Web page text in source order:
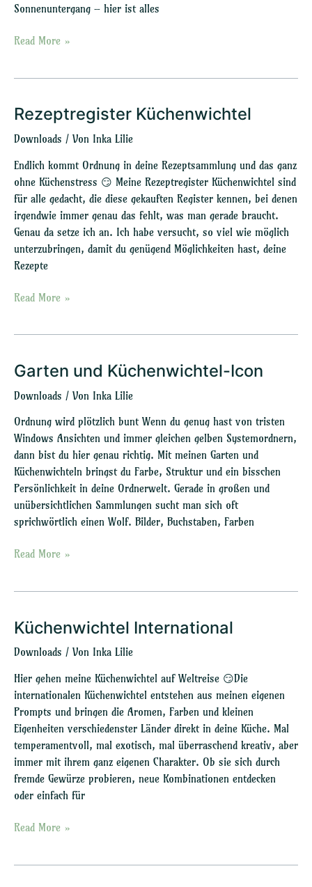
Sonnenuntergang – hier ist alles
Read More »
Rezeptregister Küchenwichtel
Downloads / Von Inka Lilie
Endlich kommt Ordnung in deine Rezeptsammlung und das ganz
ohne Küchenstress 😏 Meine Rezeptregister Küchenwichtel sind
für alle gedacht, die diese gekauften Register kennen, bei denen
irgendwie immer genau das fehlt, was man gerade braucht.
Genau da setze ich an. Ich habe versucht, so viel wie möglich
unterzubringen, damit du genügend Möglichkeiten hast, deine
Rezepte
Rezeptregister
Read More »
Garten und Küchenwichtel-Icon
Downloads / Von Inka Lilie
Ordnung wird plötzlich bunt Wenn du genug hast von tristen
Windows Ansichten und immer gleichen gelben Systemordnern,
dann bist du hier genau richtig. Mit meinen Garten und
Küchenwichteln bringst du Farbe, Struktur und ein bisschen
Persönlichkeit in deine Ordnerwelt. Gerade in großen und
unübersichtlichen Sammlungen sucht man sich oft
sprichwörtlich einen Wolf. Bilder, Buchstaben, Farben
Garten
Küchenwichtel-
Icon
Read More »
Küchenwichtel International
Downloads / Von Inka Lilie
Hier gehen meine Küchenwichtel auf Weltreise 😏Die
internationalen Küchenwichtel entstehen aus meinen eigenen
Prompts und bringen die Aromen, Farben und kleinen
Eigenheiten verschiedenster Länder direkt in deine Küche. Mal
temperamentvoll, mal exotisch, mal überraschend kreativ, aber
immer mit ihrem ganz eigenen Charakter. Ob sie sich durch
fremde Gewürze probieren, neue Kombinationen entdecken
oder einfach für
Küchenwichtel
Read More »